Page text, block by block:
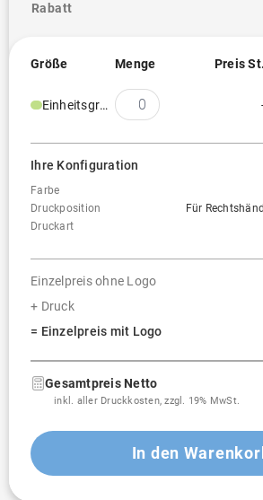
Rabatt
Größe Menge Preis St.
Einheitsgröße
Ihre Konfiguration
Farbe
Druckposition
Für
Druckart
Einzelpreis ohne Logo
+ Druck
= Einzelpreis mit Logo
Gesamtpreis Netto
inkl. aller Druckkosten, zzgl. 19% MwSt.
In den